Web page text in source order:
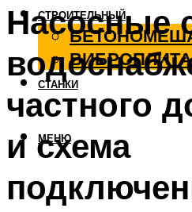
СТРОИТЕЛЬНЫЙ
ВИБРОПЛИТА
СТАНКИ
МЕНЮ
Насосные
частного
и схема